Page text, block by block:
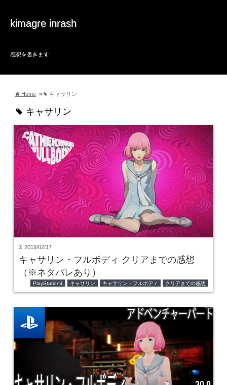
kimagre inrash
感想を書きます
home Home » tag キャサリン
tag キャサリン
time 2019/02/17
キャサリン・フルボディ クリアまでの感想
（※ネタバレあり）
PlayStation4 キャサリン キャサリン・フルボディ クリアまでの感想